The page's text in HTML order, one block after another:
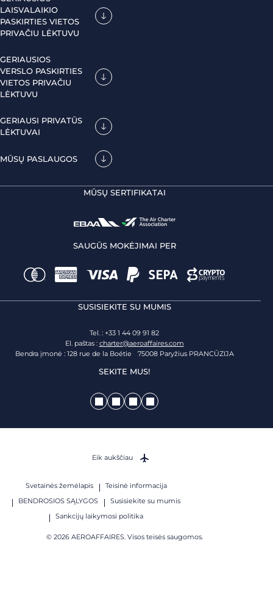
LAISVALAIKIO
PASKIRTIES VIETOS
PRIVAČIU LĖKTUVU
GERIAUSIOS
VERSLO PASKIRTIES
VIETOS PRIVAČIU
LĖKTUVU
GERIAUSI PRIVATŪS
LĖKTUVAI
MŪSŲ PASLAUGOS
MŪSŲ SERTIFIKATAI
SAUGŪS MOKĖJIMAI PER
SUSISIEKITE SU MUMIS
Tel. : +33 1 44 09 91 82
El. paštas : charter@aeroaffaires.com
Bendra įmonė : 128 rue de la Boétie 75008 Paryžius PRANCŪZIJA
SEKITE MUS!
Svetainės žemėlapis
Teisinė informacija
BENDROSIOS SĄLYGOS
Susisiekite su mumis
Sankcijų laikymosi politika
© 2026 AEROAFFAIRES. Visos teisės saugomos.
Eik aukščiau